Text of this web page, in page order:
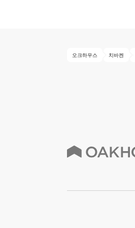
오크하우스 치바켄